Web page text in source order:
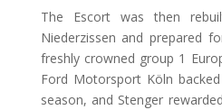
The Escort was then
Niederzissen and prepared
freshly crowned group 1
Ford Motorsport Köln
season, and Stenger